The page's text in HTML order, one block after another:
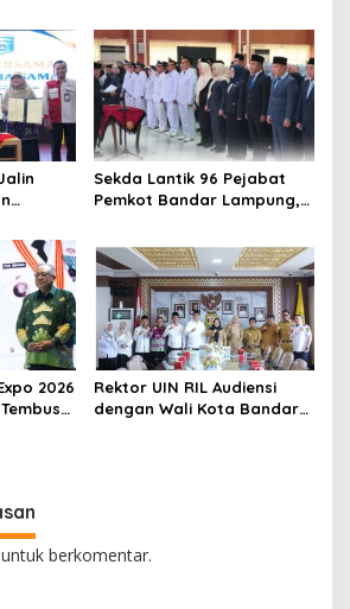
di Way Laga
dan
Sekda Lantik 96 Pejabat
Pemkot Bandar Lampung,
2026
Rektor UIN RIL Audiensi
dengan Wali Kota Bandar
untuk berkomentar.